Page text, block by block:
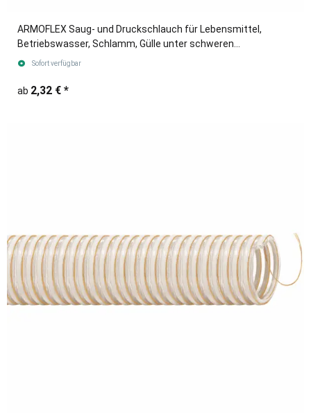
ARMOFLEX Saug- und Druckschlauch für Lebensmittel,
Betriebswasser, Schlamm, Gülle unter schweren
Einsatzbedingungen.
Sofort verfügbar
ab 2,32 € *